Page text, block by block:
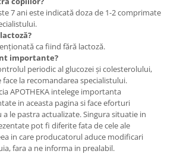
7 ani este indicată doza de 1-2 comprimate
ca fiind fără lactoză.
importante?
periodic al glucozei și colesterolului,
la recomandarea specialistului.
APOTHEKA intelege importanta
in aceasta pagina si face eforturi
le pastra actualizate. Singura situatie in
pot fi diferite fata de cele ale
in care producatorul aduce modificari
fara a ne informa in prealabil.